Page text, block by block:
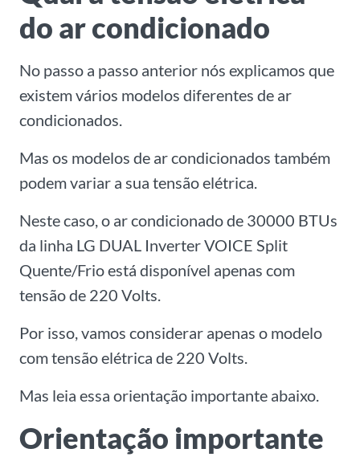
do ar condicionado
No passo a passo anterior nós explicamos que
existem vários modelos diferentes de ar
condicionados.
Mas os modelos de ar condicionados também
podem variar a sua tensão elétrica.
Neste caso, o ar condicionado de 30000 BTUs
da linha LG DUAL Inverter VOICE Split
Quente/Frio está disponível apenas com
tensão de 220 Volts.
Por isso, vamos considerar apenas o modelo
com tensão elétrica de 220 Volts.
Mas leia essa orientação importante abaixo.
Orientação importante